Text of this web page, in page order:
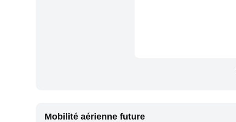
Mobilité aérienne future